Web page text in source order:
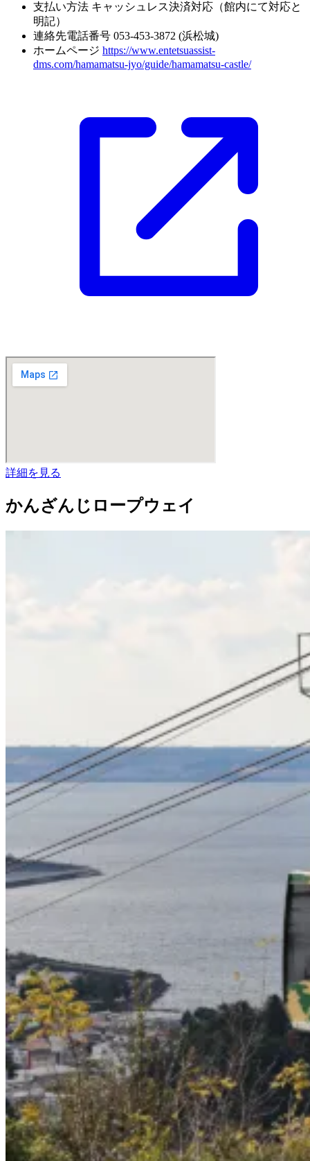
支払い方法 キャッシュレス決済対応（館内にて対応と
明記）
連絡先電話番号 053-453-3872 (浜松城)
ホームページ https://www.entetsuassist-
dms.com/hamamatsu-jyo/guide/hamamatsu-castle/
詳細を見る
かんざんじロープウェイ